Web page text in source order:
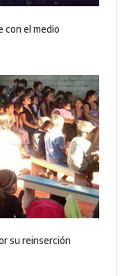
con el medio
su reinserción